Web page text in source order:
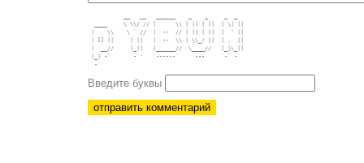
  ____     \ \\/ // |      \\ | || | ||  | \| ||
|    \\    \ ` //  |  --  // | || | ||  |  ' ||
| [] ||     | ||   |  --  \\ | \\_/ ||  | .  ||
|  __//     |_||   |______//  \____//   |_|\_||
|_|`-`      `-`'   `------`    `---`    `-` -`
Введите буквы